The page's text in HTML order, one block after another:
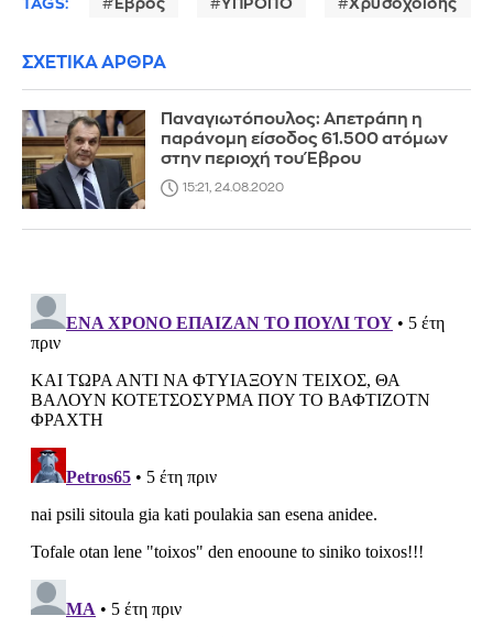
ΣΧΕΤΙΚΑ ΑΡΘΡΑ
Παναγιωτόπουλος: Απετράπη η
παράνομη είσοδος 61.500 ατόμων
στην περιοχή του Έβρου
15:21, 24.08.2020